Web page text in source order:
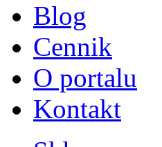
Blog
Cennik
O portalu
Kontakt